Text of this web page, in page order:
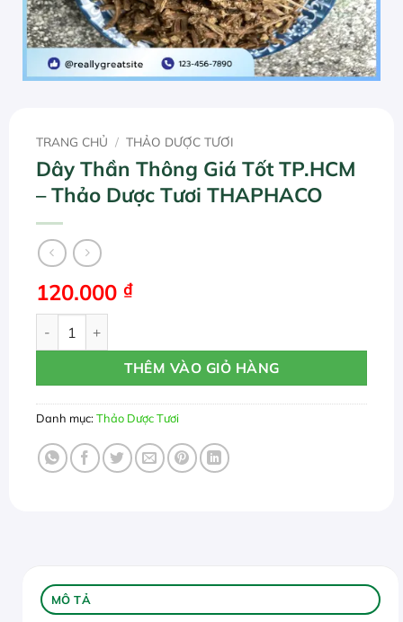
TRANG CHỦ / THẢO DƯỢC TƯƠI
Dây Thần Thông Giá Tốt TP.HCM
– Thảo Dược Tươi THAPHACO
120.000 ₫
THÊM VÀO GIỎ HÀNG
Danh mục:Thảo Dược Tươi
MÔ TẢ